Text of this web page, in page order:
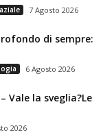
7 Agosto 2026
di sempre:
6 Agosto 2026
Vale la sveglia?Le
2026